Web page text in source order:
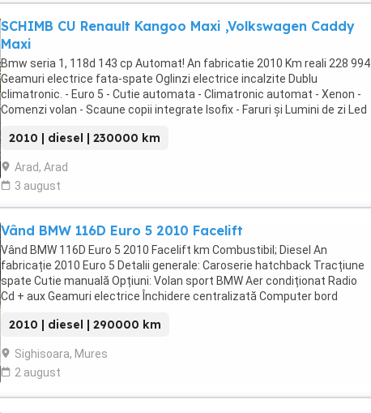
SCHIMB CU Renault Kangoo Maxi ,Volkswagen Caddy
Maxi
Bmw seria 1, 118d 143 cp Automat! An fabricatie 2010 Km reali 228 994
Geamuri electrice fata-spate Oglinzi electrice incalzite Dublu
climatronic. - Euro 5 - Cutie automata - Climatronic automat - Xenon -
Comenzi volan - Scaune copii integrate Isofix - Faruri și Lumini de zi Led
2010 | diesel | 230000 km
Arad, Arad
3 august
Vând BMW 116D Euro 5 2010 Facelift
Vând BMW 116D Euro 5 2010 Facelift km Combustibil; Diesel An
fabricație 2010 Euro 5 Detalii generale: Caroserie hatchback Tracțiune
spate Cutie manuală Opțiuni: Volan sport BMW Aer condiționat Radio
Cd + aux Geamuri electrice Închidere centralizată Computer bord
2010 | diesel | 290000 km
Sighisoara, Mures
2 august